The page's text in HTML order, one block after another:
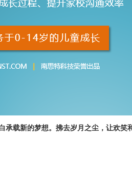
承载新的梦想。拂去岁月之尘，让欢